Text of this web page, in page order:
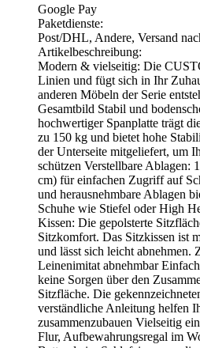
Google Pay
Paketdienste:
Post/DHL, Andere, Versand
Artikelbeschreibung:
Modern & vielseitig: Die
Linien und fügt sich in Ihr
anderen Möbeln der Serie
Gesamtbild Stabil und
hochwertiger Spanplatte trägt
zu 150 kg und bietet hohe
der Unterseite mitgeliefert, um
schützen Verstellbare Ablagen:
cm) für einfachen Zugriff auf
und herausnehmbare Ablagen
Schuhe wie Stiefel oder High
Kissen: Die gepolsterte
Sitzkomfort. Das Sitzkissen ist
und lässt sich leicht abnehmen.
Leinenimitat abnehmbar
keine Sorgen über den
Sitzfläche. Die
verständliche Anleitung helfen
zusammenzubauen Vielseitig
Flur, Aufbewahrungsregal im